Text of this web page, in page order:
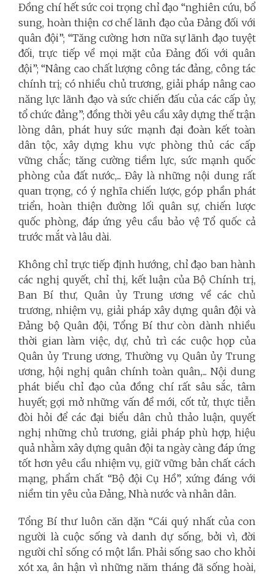
Đồng chí hết sức coi trọng chỉ đạo “nghiên cứu, bổ
sung, hoàn thiện cơ chế lãnh đạo của Đảng đối với
quân đội”; “Tăng cường hơn nữa sự lãnh đạo tuyệt
đối, trực tiếp về mọi mặt của Đảng đối với quân
đội”; “Nâng cao chất lượng công tác đảng, công tác
chính trị; có nhiều chủ trương, giải pháp nâng cao
năng lực lãnh đạo và sức chiến đấu của các cấp ủy,
tổ chức đảng”; đồng thời yêu cầu xây dựng thế trận
lòng dân, phát huy sức mạnh đại đoàn kết toàn
dân tộc, xây dựng khu vực phòng thủ các cấp
vững chắc; tăng cường tiềm lực, sức mạnh quốc
phòng của đất nước,... Đây là những nội dung rất
quan trọng, có ý nghĩa chiến lược, góp phần phát
triển, hoàn thiện đường lối quân sự, chiến lược
quốc phòng, đáp ứng yêu cầu bảo vệ Tổ quốc cả
trước mắt và lâu dài.
Không chỉ trực tiếp định hướng, chỉ đạo ban hành
các nghị quyết, chỉ thị, kết luận của Bộ Chính trị,
Ban Bí thư, Quân ủy Trung ương về các chủ
trương, nhiệm vụ, giải pháp xây dựng quân đội và
Đảng bộ Quân đội, Tổng Bí thư còn dành nhiều
thời gian làm việc, dự, chủ trì các cuộc họp của
Quân ủy Trung ương, Thường vụ Quân ủy Trung
ương, hội nghị quân chính toàn quân,... Nội dung
phát biểu chỉ đạo của đồng chí rất sâu sắc, tâm
huyết; gợi mở những vấn đề mới, cốt tử, thực tiễn
đòi hỏi để các đại biểu dân chủ thảo luận, quyết
nghị những chủ trương, giải pháp phù hợp, hiệu
quả nhằm xây dựng quân đội ta ngày càng đáp ứng
tốt hơn yêu cầu nhiệm vụ, giữ vững bản chất cách
mạng, phẩm chất “Bộ đội Cụ Hồ”, xứng đáng với
niềm tin yêu của Đảng, Nhà nước và nhân dân.
Tổng Bí thư luôn căn dặn “Cái quý nhất của con
người là cuộc sống và danh dự sống, bởi vì, đời
người chỉ sống có một lần. Phải sống sao cho khỏi
xót xa, ân hận vì những năm tháng đã sống hoài,